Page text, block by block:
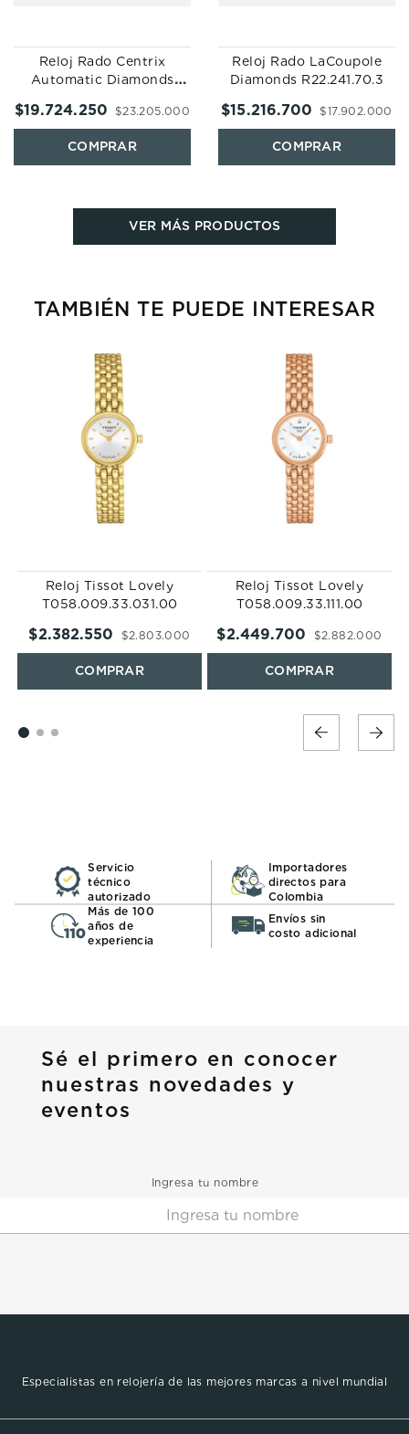
Reloj Rado Centrix
Automatic Diamonds
$23.205.000
$19.724.250
Reloj Rado LaCoupole
Diamonds R22.241.70.3
$17.902.000
$15.216.700
VER MÁS PRODUCTOS
TAMBIÉN TE PUEDE INTERESAR
Reloj Tissot Lovely
T058.009.33.031.00
$2.803.000
$2.382.550
Reloj Tissot Lovely
T058.009.33.111.00
$2.882.000
$2.449.700
Servicio
técnico
autorizado
Importadores
directos para
Colombia
Más de 100
años de
experiencia
Envíos sin
costo adicional
Sé el primero en conocer
nuestras novedades y
eventos
Ingresa tu nombre
Especialistas en relojería de las mejores marcas a nivel mundial